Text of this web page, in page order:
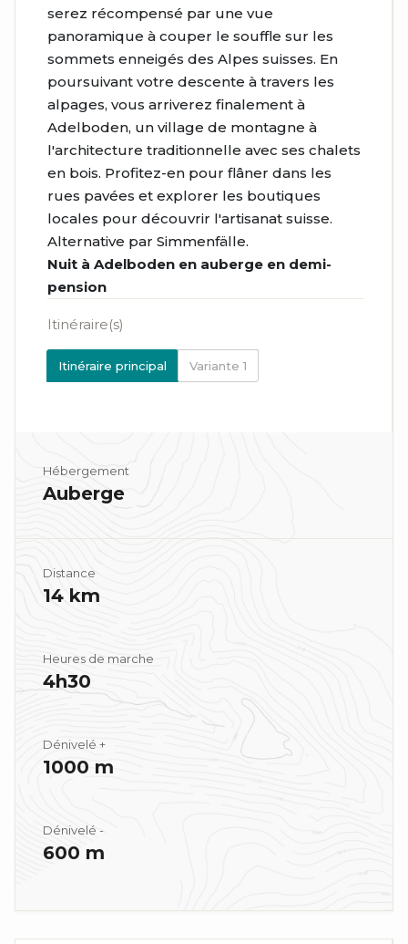
serez récompensé par une vue
panoramique à couper le souffle sur les
sommets enneigés des Alpes suisses. En
poursuivant votre descente à travers les
alpages, vous arriverez finalement à
Adelboden, un village de montagne à
l'architecture traditionnelle avec ses chalets
en bois. Profitez-en pour flâner dans les
rues pavées et explorer les boutiques
locales pour découvrir l'artisanat suisse.
Alternative par Simmenfälle.
Nuit à Adelboden en auberge en demi-
pension
Itinéraire(s)
Itinéraire principal Variante 1
Hébergement
Auberge
Distance
14 km
Heures de marche
4h30
Dénivelé +
1000 m
Dénivelé -
600 m